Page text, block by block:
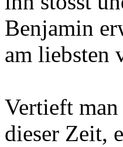
Benjamin
am liebsten
Vertieft
dieser Zeit,